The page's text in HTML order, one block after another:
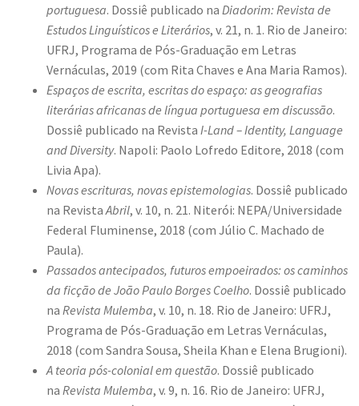
portuguesa. Dossiê publicado na Diadorim: Revista de
Estudos Linguísticos e Literários, v. 21, n. 1. Rio de Janeiro:
UFRJ, Programa de Pós-Graduação em Letras
Vernáculas, 2019 (com Rita Chaves e Ana Maria Ramos).
Espaços de escrita, escritas do espaço: as geografias
literárias africanas de língua portuguesa em discussão.
Dossiê publicado na Revista I-Land– Identity, Language
and Diversity. Napoli: Paolo Lofredo Editore, 2018 (com
Livia Apa).
Novas escrituras, novas epistemologias. Dossiê publicado
na Revista Abril, v. 10, n. 21. Niterói: NEPA/Universidade
Federal Fluminense, 2018 (com Júlio C. Machado de
Paula).
Passados antecipados, futuros empoeirados: os caminhos
da ficção de João Paulo Borges Coelho. Dossiê publicado
na Revista Mulemba, v. 10, n. 18. Rio de Janeiro: UFRJ,
Programa de Pós-Graduação em Letras Vernáculas,
2018 (com Sandra Sousa, Sheila Khan e Elena Brugioni).
A teoria pós-colonial em questão. Dossiê publicado
na Revista Mulemba, v. 9, n. 16. Rio de Janeiro: UFRJ,